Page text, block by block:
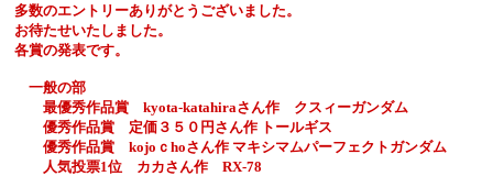
多数のエントリーありがとうございました。
お待たせいたしました。
各賞の発表です。
一般の部
最優秀作品賞 kyota-katahiraさん作 クスィーガンダム
優秀作品賞 定価３５０円さん作 トールギス
優秀作品賞 kojoｃhoさん作 マキシマムパーフェクトガンダム
人気投票1位 カカさん作 RX-78